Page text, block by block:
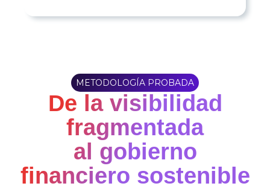
METODOLOGÍA PROBADA
De la visibilidad
fragmentada
al gobierno
financiero sostenible